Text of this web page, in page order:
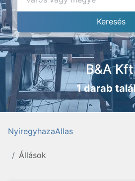
B&A
1 darab
NyiregyhazaAllas
Állások